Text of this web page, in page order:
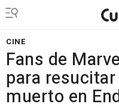
CINE
Fans de
para
muerto en